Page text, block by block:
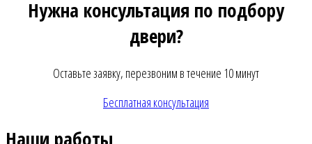
Нужна консультация по подбору
двери?
Оставьте заявку, перезвоним в течение 10 минут
Бесплатная консультация